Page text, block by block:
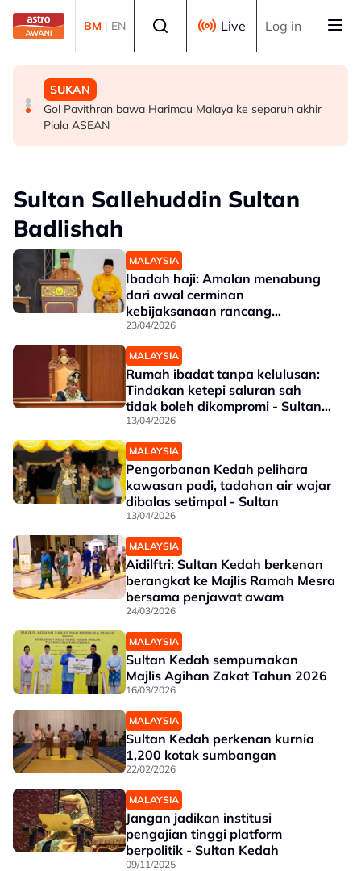
Skip to main content
BM | EN Live Log in
MALAYSIA
Berita tempatan pilihan sepanjang hari ini
MALAYSIA
Bapa lemas cuba selamatkan anak jatuh kolam ikan
SUKAN
Gol Pavithran bawa Harimau Malaya ke separuh akhir
Piala ASEAN
Sultan Sallehuddin Sultan
Badlishah
MALAYSIA
Ibadah haji: Amalan menabung
dari awal cerminan
kebijaksanaan rancang
kewangan - Sultan Kedah
23/04/2026
MALAYSIA
Rumah ibadat tanpa kelulusan:
Tindakan ketepi saluran sah
tidak boleh dikompromi - Sultan
Kedah
13/04/2026
MALAYSIA
Pengorbanan Kedah pelihara
kawasan padi, tadahan air wajar
dibalas setimpal - Sultan
13/04/2026
MALAYSIA
Aidilftri: Sultan Kedah berkenan
berangkat ke Majlis Ramah Mesra
bersama penjawat awam
24/03/2026
MALAYSIA
Sultan Kedah sempurnakan
Majlis Agihan Zakat Tahun 2026
16/03/2026
MALAYSIA
Sultan Kedah perkenan kurnia
1,200 kotak sumbangan
22/02/2026
MALAYSIA
Jangan jadikan institusi
pengajian tinggi platform
berpolitik - Sultan Kedah
09/11/2025